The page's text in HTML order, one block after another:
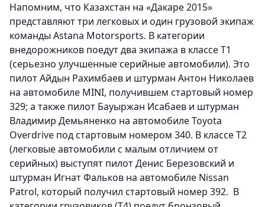
Напомним, что Казахстан на «Дакаре 2015»
представляют три легковых и один грузовой экипаж
команды Astana Motorsports. В категории
внедорожников поедут два экипажа в классе Т1
(серьезно улучшенные серийные автомобили). Это
пилот Айдын Рахимбаев и штурман Антон Николаев
на автомобиле MINI, получившем стартовый номер
329; а также пилот Бауыржан Исабаев и штурман
Владимир Демьяненко на автомобилеToyota
Overdrive под стартовым номером 340. В классе Т2
(легковые автомобили с малым отличием от
серийных) выступят пилот Денис Березовский и
штурман Игнат Фальков на автомобиле Nissan
Patrol, который получил стартовый номер 392. В